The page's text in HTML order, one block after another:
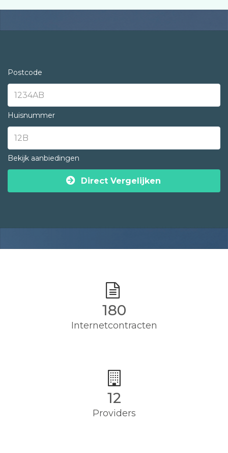
Postcode
Huisnummer
Bekijk aanbiedingen
Direct Vergelijken
180
Internetcontracten
12
Providers